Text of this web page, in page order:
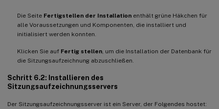
Die Seite Fertigstellen der Installation enthält grüne Häkchen für
alle Voraussetzungen und Komponenten, die installiert und
initialisiert werden konnten.
Klicken Sie auf Fertig stellen, um die Installation der Datenbank für
die Sitzungsaufzeichnung abzuschließen.
Schritt 6.2: Installieren des
Sitzungsaufzeichnungsservers
Der Sitzungsaufzeichnungsserver ist ein Server, der Folgendes hostet: